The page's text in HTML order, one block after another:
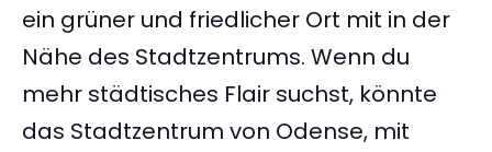
ein grüner und friedlicher Ort mit in der
Nähe des Stadtzentrums. Wenn du
mehr städtisches Flair suchst, könnte
das Stadtzentrum von Odense, mit